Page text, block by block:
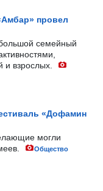
провел
семейный
и взрослых.
«Дофамин
могли
Общество